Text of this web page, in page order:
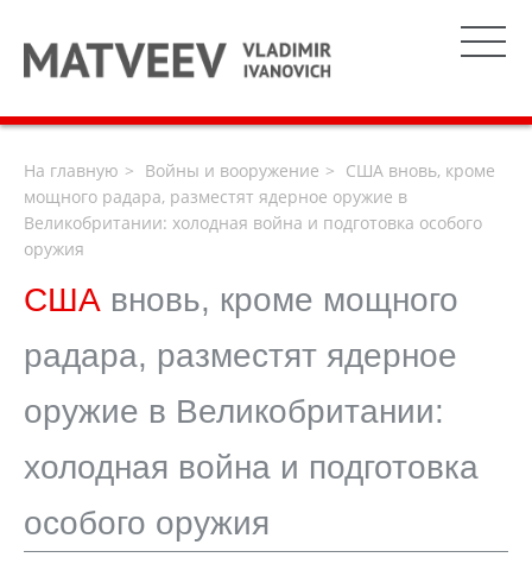
На главную Войны и вооружение
США вновь, кроме
мощного радара, разместят ядерное оружие в
Великобритании: холодная война и подготовка особого
оружия
США вновь, кроме мощного
радара, разместят ядерное
оружие в Великобритании:
холодная война и подготовка
особого оружия